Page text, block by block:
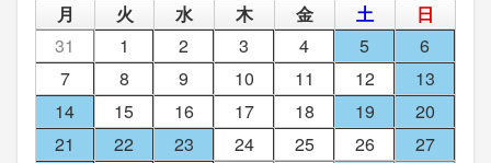
月 火 水 木 金 土
日
31
1 2 3 4 5
6
7
8 9 10 11 12
13
14
15 16 17 18 19
20
21
22 23 24 25 26
27